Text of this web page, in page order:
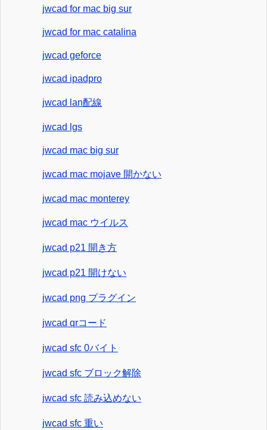
jwcad for mac big sur
jwcad for mac catalina
jwcad geforce
jwcad ipadpro
jwcad lan配線
jwcad lgs
jwcad mac big sur
jwcad mac mojave 開かない
jwcad mac monterey
jwcad mac ウイルス
jwcad p21 開き方
jwcad p21 開けない
jwcad png プラグイン
jwcad qrコード
jwcad sfc 0バイト
jwcad sfc ブロック解除
jwcad sfc 読み込めない
jwcad sfc 重い